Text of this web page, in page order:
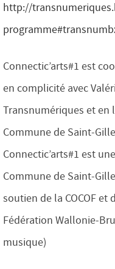
http://
Connectic’arts#1 est
en complicité avec
Transnumériques et en
Commune de Saint-
Connectic’arts#1 est
Commune de Saint-
soutien de la COCOF
Fédération Wallonie-
musique)